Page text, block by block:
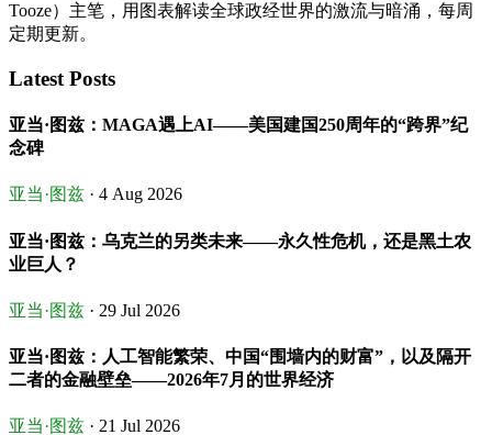
Tooze）主笔，用图表解读全球政经世界的激流与暗涌，每周
定期更新。
Latest Posts
亚当·图兹：MAGA遇上AI——美国建国250周年的“跨界”纪
念碑
亚当·图兹 · 4 Aug 2026
亚当·图兹：乌克兰的另类未来——永久性危机，还是黑土农
业巨人？
亚当·图兹 · 29 Jul 2026
亚当·图兹：人工智能繁荣、中国“围墙内的财富”，以及隔开
二者的金融壁垒——2026年7月的世界经济
亚当·图兹 · 21 Jul 2026